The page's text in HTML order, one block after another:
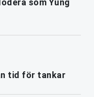
som Yung
tid för tankar